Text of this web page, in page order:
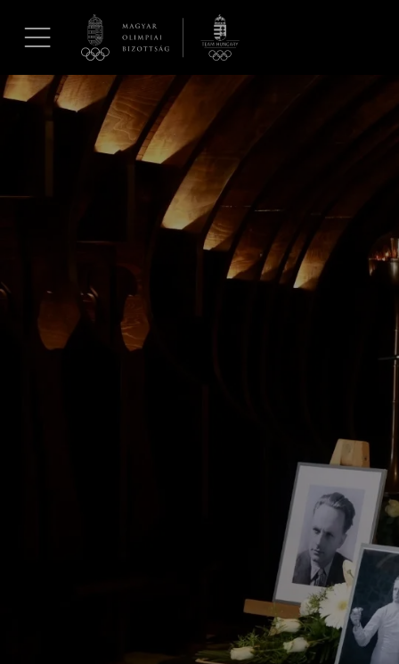
Galéria
Dakar 2026
Los Angeles 2028
Társszervezetek
Adatbank